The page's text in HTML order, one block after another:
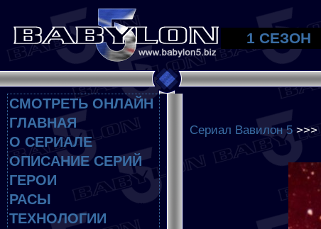
1 СЕЗОН
СМОТРЕТЬ ОНЛАЙН
ГЛАВНАЯ
О СЕРИАЛЕ
ОПИСАНИЕ СЕРИЙ
ГЕРОИ
РАСЫ
ТЕХНОЛОГИИ
Сериал Вавилон 5 >>>